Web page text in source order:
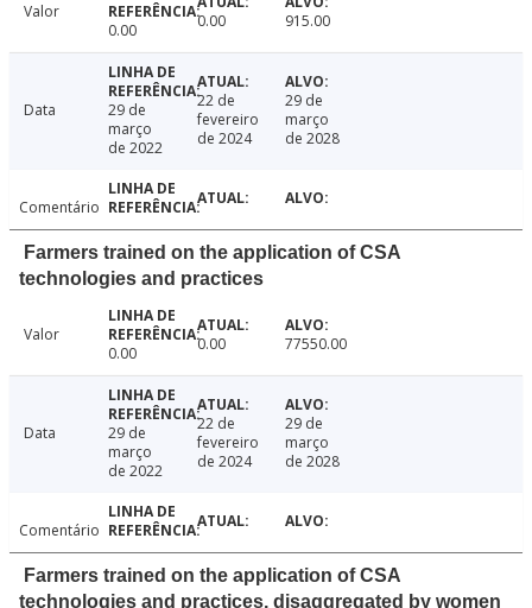
Valor
0.00
0.00 915.00
Data
29 de
março
de 2022
22 de
fevereiro
de 2024
29 de
março
de 2028
Comentário
Farmers trained on the application of CSA
technologies and practices
Valor
0.00
0.00 77550.00
Data
29 de
março
de 2022
22 de
fevereiro
de 2024
29 de
março
de 2028
Comentário
Farmers trained on the application of CSA
technologies and practices, disaggregated by women